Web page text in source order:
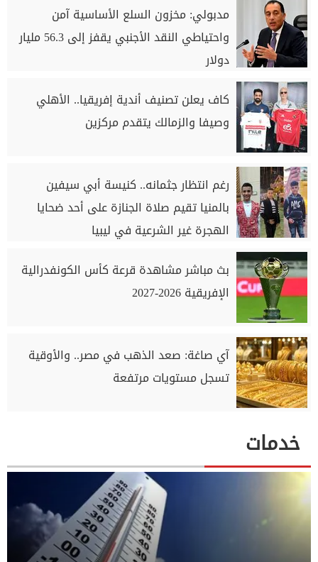
مدبولي: مخزون السلع الأساسية آمن
واحتياطي النقد الأجنبي يقفز إلى 56.3 مليار
دولار
كاف يعلن تصنيف أندية إفريقيا.. الأهلي
وصيفا والزمالك يتقدم مركزين
رغم انتظار جثمانه.. كنيسة أبي سيفين
بالمنيا تقيم صلاة الجنازة على أحد ضحايا
الهجرة غير الشرعية في ليبيا
بث مباشر مشاهدة قرعة كأس الكونفدرالية
الإفريقية 2026-2027
آي صاغة: صعد الذهب في مصر.. والأوقية
تسجل مستويات مرتفعة
خدمات